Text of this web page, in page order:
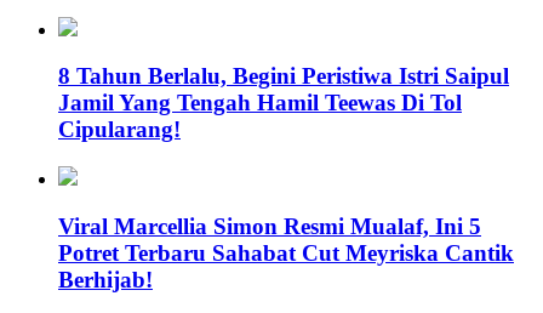
8 Tahun Berlalu, Begini Peristiwa Istri Saipul
Jamil Yang Tengah Hamil Teewas Di Tol
Cipularang!
Viral Marcellia Simon Resmi Mualaf, Ini 5
Potret Terbaru Sahabat Cut Meyriska Cantik
Berhijab!